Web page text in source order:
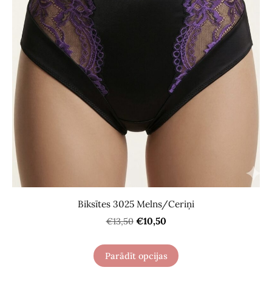
Biksītes 3025 Melns/Сeriņi
€13,50 €10,50
Parādīt opcijas